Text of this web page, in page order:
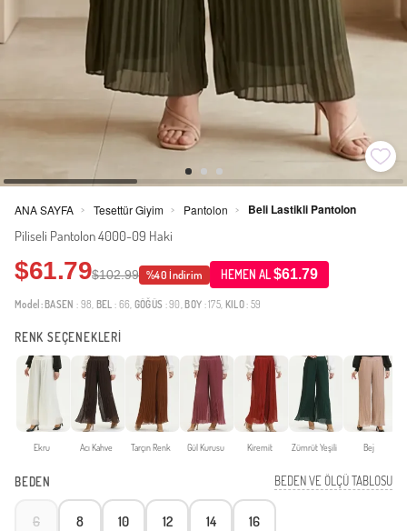
ANA SAYFA > Tesettür Giyim > Pantolon > Beli Lastikli Pantolon
Piliseli Pantolon 4000-09 Haki
$61.79$102.99 %40 İndirim HEMEN AL$61.79
Model: BASEN : 98, BEL : 66, GÖĞÜS : 90, BOY : 175, KILO: 59
RENK SEÇENEKLERİ
Ekru Acı Kahve Tarçın Renk Gül Kurusu Kiremit Zümrüt Yeşili Bej
BEDEN BEDEN VE ÖLÇÜ TABLOSU
6 8 10 12 14 16